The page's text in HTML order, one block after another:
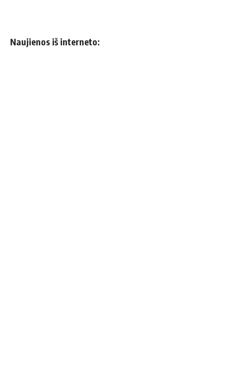
Naujienos iš interneto: